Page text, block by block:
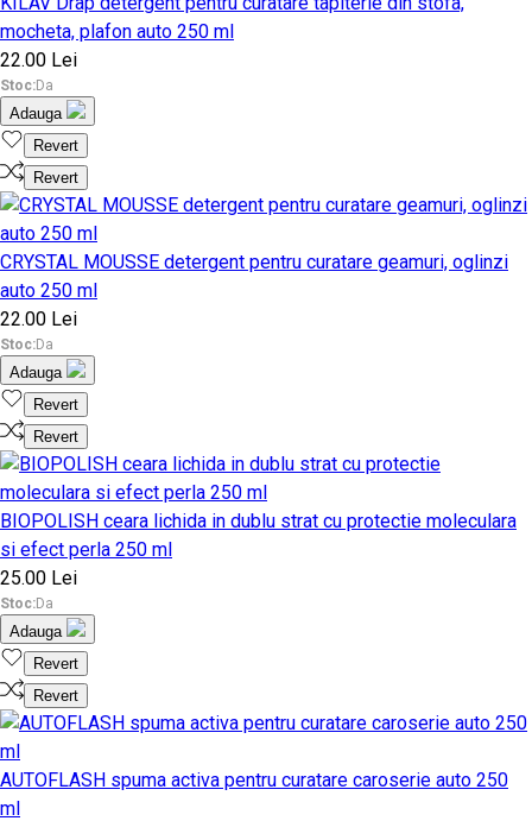
mocheta, plafon auto 250 ml
22.00 Lei
Stoc:Da
Adauga
Revert
Revert
CRYSTAL MOUSSE detergent pentru curatare geamuri, oglinzi
auto 250 ml
22.00 Lei
Stoc:Da
Adauga
Revert
Revert
BIOPOLISH ceara lichida in dublu strat cu protectie moleculara
si efect perla 250 ml
25.00 Lei
Stoc:Da
Adauga
Revert
Revert
AUTOFLASH spuma activa pentru curatare caroserie auto 250
ml